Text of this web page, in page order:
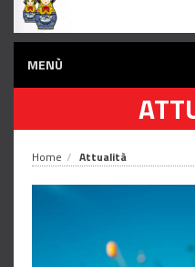
MENÙ
Home Attualità